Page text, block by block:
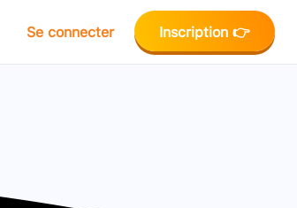
Se connecter Inscription 👉